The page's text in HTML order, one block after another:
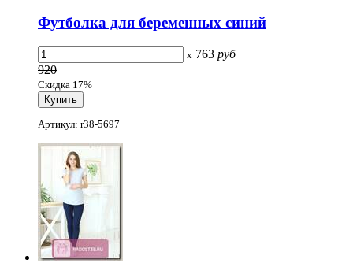
Футболка для беременных синий
x 763 руб
920
Скидка 17%
Артикул: r38-5697